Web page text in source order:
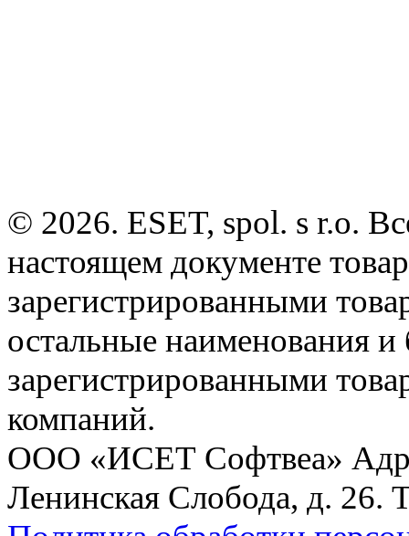
© 2026. ESET, spol. s r.o.
настоящем документе
зарегистрированными
остальные наименования
зарегистрированными
компаний.
ООО «ИСЕТ Софтвеа»
Ленинская Слобода, д. 26.